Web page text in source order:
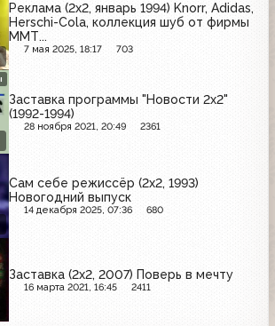
Реклама (2х2, январь 1994) Knorr, Adidas,
Herschi-Cola, коллекция шуб от фирмы
ММТ...
7 мая 2025, 18:17 703
Заставка программы "Новости 2х2"
(1992-1994)
28 ноября 2021, 20:49 2361
Сам себе режиссёр (2х2, 1993)
Новогодний выпуск
14 декабря 2025, 07:36 680
Заставка (2x2, 2007) Поверь в мечту
16 марта 2021, 16:45 2411